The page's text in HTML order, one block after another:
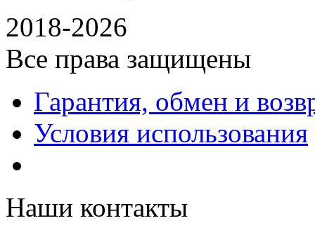
2018-2026
Все права защищены
Гарантия, обмен и
Условия использования
Наши контакты